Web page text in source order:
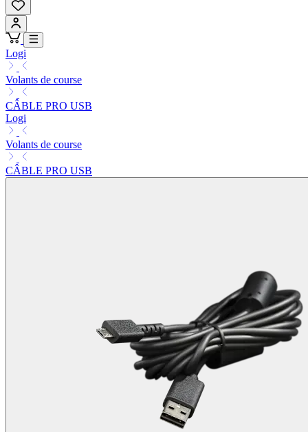
Logi
Volants de course
CÂBLE PRO USB
Logi
Volants de course
CÂBLE PRO USB